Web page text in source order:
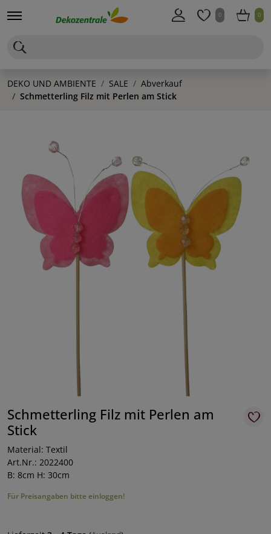
0 0
DEKO UND AMBIENTE SALE
Abverkauf
Schmetterling Filz mit Perlen am Stick
Schmetterling Filz mit Perlen am
Stick
Material: Textil
Art.Nr.: 2022400
B: 8cm H: 30cm
Für Preisangaben bitte einloggen!